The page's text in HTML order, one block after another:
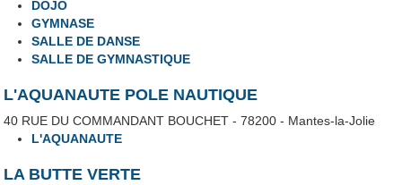
DOJO
GYMNASE
SALLE DE DANSE
SALLE DE GYMNASTIQUE
L'AQUANAUTE POLE NAUTIQUE
40 RUE DU COMMANDANT BOUCHET - 78200 - Mantes-la-Jolie
L'AQUANAUTE
LA BUTTE VERTE